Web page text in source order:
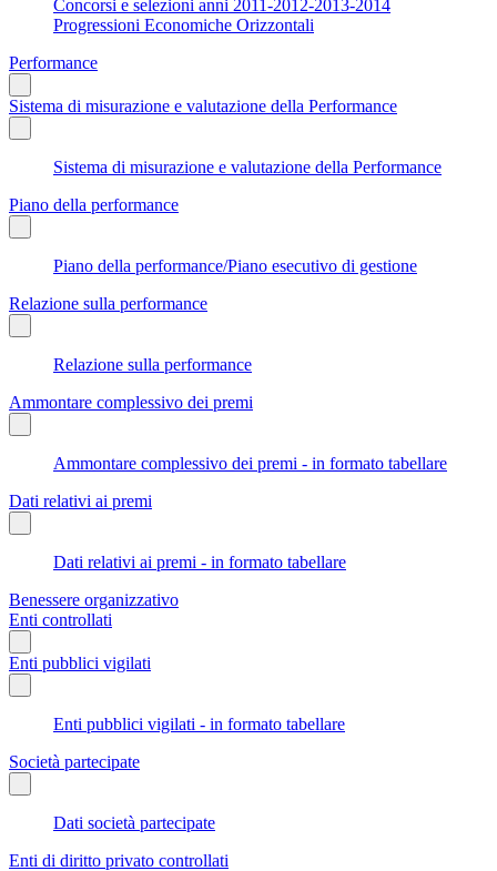
Concorsi e selezioni anni 2011-2012-2013-2014
Progressioni Economiche Orizzontali
Performance
Sistema di misurazione e valutazione della Performance
Sistema di misurazione e valutazione della Performance
Piano della performance
Piano della performance/Piano esecutivo di gestione
Relazione sulla performance
Relazione sulla performance
Ammontare complessivo dei premi
Ammontare complessivo dei premi - in formato tabellare
Dati relativi ai premi
Dati relativi ai premi - in formato tabellare
Benessere organizzativo
Enti controllati
Enti pubblici vigilati
Enti pubblici vigilati - in formato tabellare
Società partecipate
Dati società partecipate
Enti di diritto privato controllati